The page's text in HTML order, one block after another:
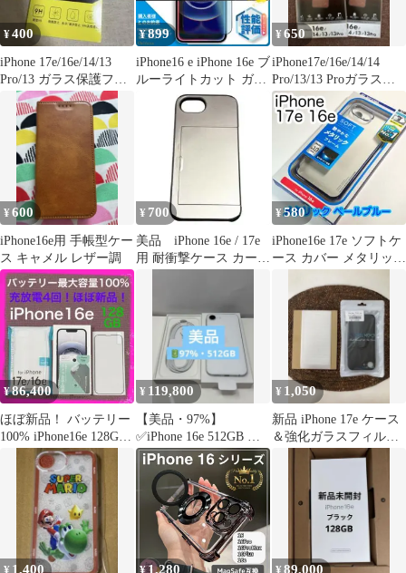
¥400
iPhone 17e/16e/14/13
Pro/13 ガラス保護フィ
ルム
¥899
iPhone16 e iPhone 16e ブ
ルーライトカット ガラ
スフィルム
¥650
iPhone17e/16e/14/14
Pro/13/13 Proガラスフ
ィルム
¥600
iPhone16e用 手帳型ケー
ス キャメル レザー調
¥ 700
美品 iPhone 16e / 17e
用 耐衝撃ケース カード
¥580
iPhone16e 17e ソフトケ
ース カバー メタリック
¥86,400
ほぼ新品！ バッテリー
100% iPhone16e 128GB
SIMフリー
¥ 119,800
【美品・97%】
✅iPhone 16e 512GB ホ
ワイトSIMフリー✨
¥ 1,050
新品 iPhone 17e ケース
＆強化ガラスフィルム
セット リング付き 黒
¥ 1,400 ¥1,280 ¥89,000